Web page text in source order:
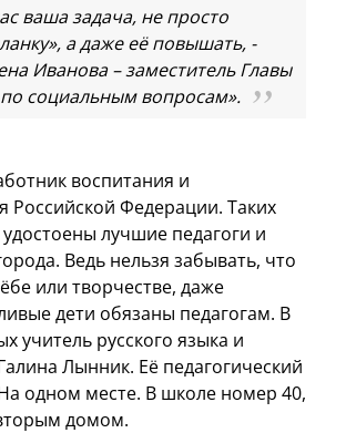
ваша задача, не просто
а даже её повышать, -
Иванова – заместитель Главы
социальным вопросам».
воспитания и
Российской Федерации. Таких
лучшие педагоги и
Ведь нельзя забывать, что
или творчестве, даже
дети обязаны педагогам. В
учитель русского языка и
Лынник. Её педагогический
одном месте. В школе номер 40,
домом.